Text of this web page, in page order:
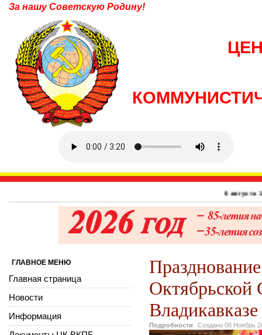
За нашу Советскую Родину!
6 августа 1945 г. –
Октябрьской
Владикавказе
Подробности Создано 06 Ноябрь
ГЛАВНОЕ МЕНЮ
Главная страница
Новости
Информация